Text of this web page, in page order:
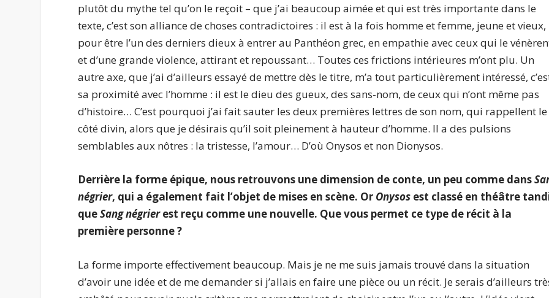
plutôt du mythe tel qu’on le reçoit – que j’ai beaucoup aimée et qui est très importante dans le
texte, c’est son alliance de choses contradictoires : il est à la fois homme et femme, jeune et vieux,
pour être l’un des derniers dieux à entrer au Panthéon grec, en empathie avec ceux qui le
et d’une grande violence, attirant et repoussant… Toutes ces frictions intérieures m’ont plu. Un
autre axe, que j’ai d’ailleurs essayé de mettre dès le titre, m’a tout particulièrement intéressé,
sa proximité avec l’homme : il est le dieu des gueux, des sans-nom, de ceux qui n’ont même pas
d’histoire… C’est pourquoi j’ai fait sauter les deux premières lettres de son nom, qui rappellent le
côté divin, alors que je désirais qu’il soit pleinement à hauteur d’homme. Il a des pulsions
semblables aux nôtres : la tristesse, l’amour… D’où Onysos et non Dionysos.
Derrière la forme épique, nous retrouvons une dimension de conte, un peu comme dans
négrier, qui a également fait l’objet de mises en scène. Or Onysos est classé en théâtre
queSang négrierest reçu comme une nouvelle. Que vous permet ce type de récit à la
première personne ?
La forme importe effectivement beaucoup. Mais je ne me suis jamais trouvé dans la situation
d’avoir une idée et de me demander si j’allais en faire une pièce ou un récit. Je serais d’ailleurs